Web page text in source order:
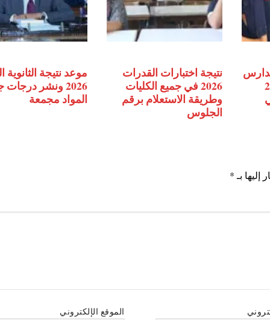
نتيجة اختبارات القدرات
2026 في جميع الكليات
وطريقة الاستعلام برقم
الجلوس
موعد نتيجة الثانوية
2026 ونشر
المواد مجمعة
إليها بـ *
الموقع الإلكتروني